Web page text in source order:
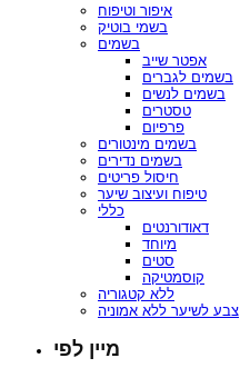
איפור וטיפוח
בשמי בוטיק
בשמים
אפטר שייב
בשמים לגברים
בשמים לנשים
טסטרים
פרפיום
בשמים מינטורים
בשמים נדירים
חיסול פריטים
טיפוח ועיצוב שיער
כללי
דאודורנטים
מיוחד
סטים
קוסמטיקה
ללא קטגוריה
צבע לשיער ללא אמוניה
מיין לפי